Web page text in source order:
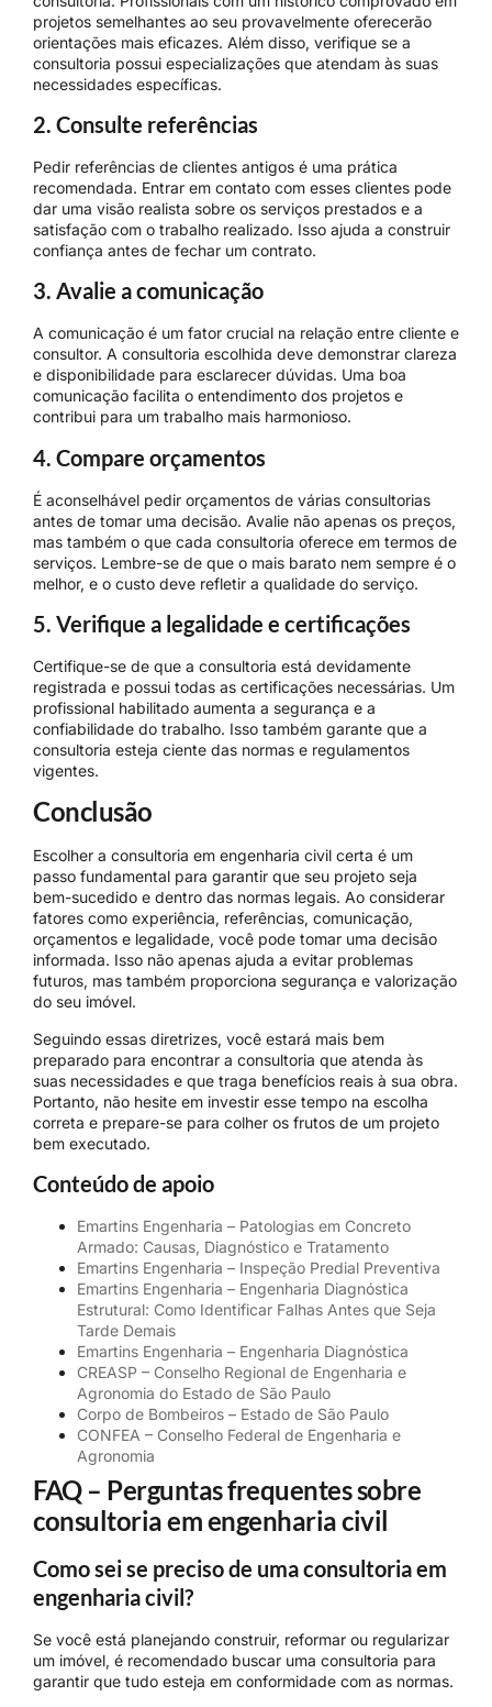
projetos semelhantes ao seu provavelmente oferecerão
orientações mais eficazes. Além disso, verifique se a
consultoria possui especializações que atendam às suas
necessidades específicas.
2. Consulte referências
Pedir referências de clientes antigos é uma prática
recomendada. Entrar em contato com esses clientes pode
dar uma visão realista sobre os serviços prestados e a
satisfação com o trabalho realizado. Isso ajuda a construir
confiança antes de fechar um contrato.
3. Avalie a comunicação
A comunicação é um fator crucial na relação entre cliente e
consultor. A consultoria escolhida deve demonstrar clareza
e disponibilidade para esclarecer dúvidas. Uma boa
comunicação facilita o entendimento dos projetos e
contribui para um trabalho mais harmonioso.
4. Compare orçamentos
É aconselhável pedir orçamentos de várias consultorias
antes de tomar uma decisão. Avalie não apenas os preços,
mas também o que cada consultoria oferece em termos de
serviços. Lembre-se de que o mais barato nem sempre é o
melhor, e o custo deve refletir a qualidade do serviço.
5. Verifique a legalidade e certificações
Certifique-se de que a consultoria está devidamente
registrada e possui todas as certificações necessárias. Um
profissional habilitado aumenta a segurança e a
confiabilidade do trabalho. Isso também garante que a
consultoria esteja ciente das normas e regulamentos
vigentes.
Conclusão
Escolher a consultoria em engenharia civil certa é um
passo fundamental para garantir que seu projeto seja
bem-sucedido e dentro das normas legais. Ao considerar
fatores como experiência, referências, comunicação,
orçamentos e legalidade, você pode tomar uma decisão
informada. Isso não apenas ajuda a evitar problemas
futuros, mas também proporciona segurança e valorização
do seu imóvel.
Seguindo essas diretrizes, você estará mais bem
preparado para encontrar a consultoria que atenda às
suas necessidades e que traga benefícios reais à sua obra.
Portanto, não hesite em investir esse tempo na escolha
correta e prepare-se para colher os frutos de um projeto
bem executado.
Conteúdo de apoio
Emartins Engenharia – Patologias em Concreto
Armado: Causas, Diagnóstico e Tratamento
Emartins Engenharia – Inspeção Predial Preventiva
Emartins Engenharia – Engenharia Diagnóstica
Estrutural: Como Identificar Falhas Antes que Seja
Tarde Demais
Emartins Engenharia – Engenharia Diagnóstica
CREASP – Conselho Regional de Engenharia e
Agronomia do Estado de São Paulo
Corpo de Bombeiros – Estado de São Paulo
CONFEA – Conselho Federal de Engenharia e
Agronomia
FAQ – Perguntas frequentes sobre
consultoria em engenharia civil
Como sei se preciso de uma consultoria em
engenharia civil?
Se você está planejando construir, reformar ou regularizar
um imóvel, é recomendado buscar uma consultoria para
garantir que tudo esteja em conformidade com as normas.